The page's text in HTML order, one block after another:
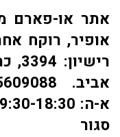
אתר או-פארם
אופיר, רוקח
סגור